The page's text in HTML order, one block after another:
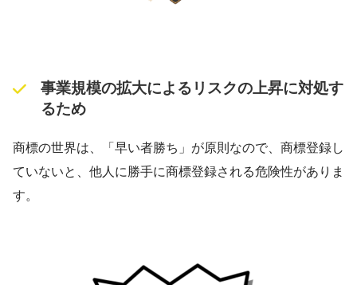
事業規模の拡大によるリスクの上昇に対処す
るため
商標の世界は、「早い者勝ち」が原則なので、商標登録し
ていないと、他人に勝手に商標登録される危険性がありま
す。